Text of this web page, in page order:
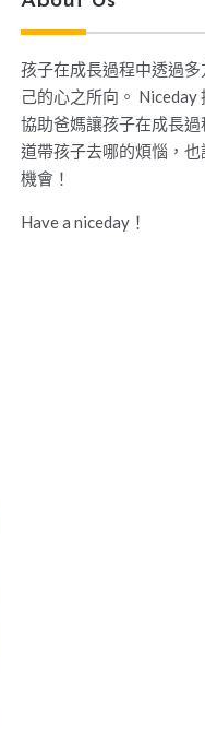
孩子在成長過程中透過
己的心之所向。 Niceday
協助爸媽讓孩子在成長
道帶孩子去哪的煩惱，
機會！
Have a niceday！